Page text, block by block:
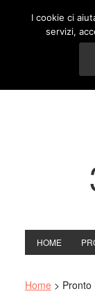
HOME
Home > Pronto
I cookie ci
servizi,